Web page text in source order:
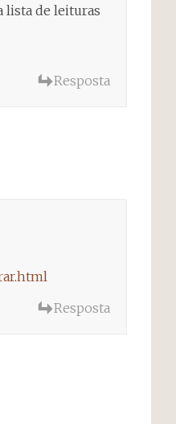
lista de leituras
Resposta
Resposta